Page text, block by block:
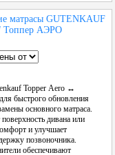
матрасы GUTENKAUF
Топпер АЭРО
Topper Aero ↔
быстрого обновления
основного матраса.
дивана или
и улучшает
позвоночника.
обеспечивают